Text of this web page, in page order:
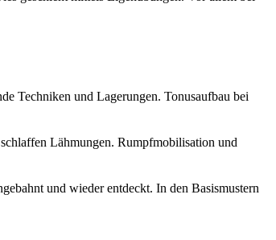
Techniken und Lagerungen. Tonusaufbau bei
Lähmungen. Rumpfmobilisation und
und wieder entdeckt. In den Basismustern